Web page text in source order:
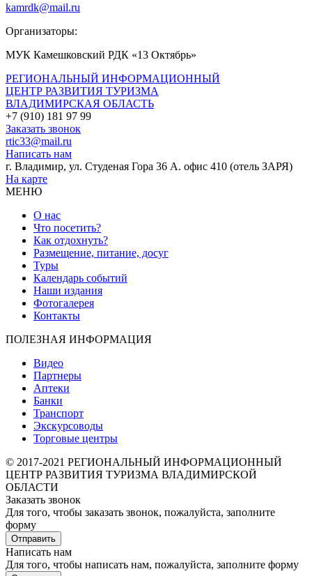
kamrdk@mail.ru
Организаторы:
МУК Камешковский РДК «13 Октябрь»
РЕГИОНАЛЬНЫЙ ИНФОРМАЦИОННЫЙ
ЦЕНТР РАЗВИТИЯ ТУРИЗМА
ВЛАДИМИРСКАЯ ОБЛАСТЬ
+7 (910) 181 97 99
Заказать звонок
rtic33@mail.ru
Написать нам
г. Владимир, ул. Студеная Гора 36 А. офис 410 (отель ЗАРЯ)
На карте
МЕНЮ
О нас
Что посетить?
Как отдохнуть?
Размещение, питание, досуг
Туры
Календарь событий
Наши издания
Фотогалерея
Контакты
ПОЛЕЗНАЯ ИНФОРМАЦИЯ
Видео
Партнеры
Аптеки
Банки
Транспорт
Экскурсоводы
Торговые центры
© 2017-2021 РЕГИОНАЛЬНЫЙ ИНФОРМАЦИОННЫЙ
ЦЕНТР РАЗВИТИЯ ТУРИЗМА ВЛАДИМИРСКОЙ
ОБЛАСТИ
Заказать звонок
Для того, чтобы заказать звонок, пожалуйста, заполните
форму
Отправить
Написать нам
Для того, чтобы написать нам, пожалуйста, заполните форму